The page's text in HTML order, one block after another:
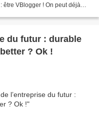
être VBlogger ! On peut déjà
du futur : durable
? Ok !